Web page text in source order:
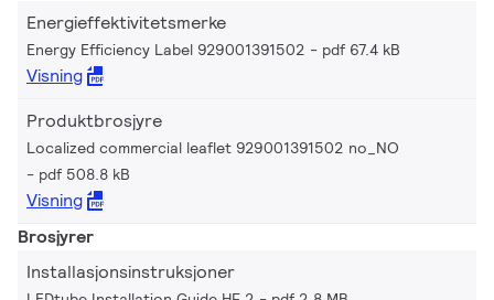
Energieffektivitetsmerke
Energy Efficiency Label 929001391502 pdf 67.4 kB
Visning
Produktbrosjyre
Localized commercial leaflet 929001391502 no_NO
pdf 508.8 kB
Visning
Brosjyrer
Installasjonsinstruksjoner